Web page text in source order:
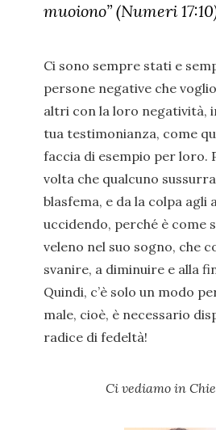
muoiono” (Numeri
Ci sono sempre stati e
persone negative che
altri con la loro negatività,
tua testimonianza, come
faccia di esempio per loro.
volta che qualcuno
blasfema, e da la colpa agli
uccidendo, perché è come
veleno nel suo sogno, che
svanire, a diminuire e alla
Quindi, c’è solo un modo
male, cioè, è necessario
radice di fedeltà!
Ci vediamo in